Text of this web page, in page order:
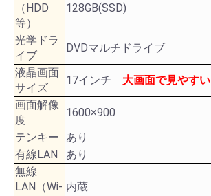
（HDD
等）
128GB(SSD)
光学ドラ
イブ
DVDマルチドライブ
液晶画面
サイズ
17インチ 大画面で見やすい
画面解像
度
1600×900
テンキー
あり
有線LAN
あり
無線
LAN（Wi- 内蔵